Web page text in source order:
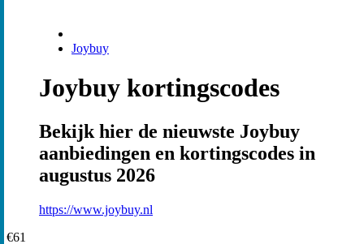
Joybuy
Joybuy kortingscodes
Bekijk hier de nieuwste Joybuy
aanbiedingen en kortingscodes in
augustus 2026
https://www.joybuy.nl
€61